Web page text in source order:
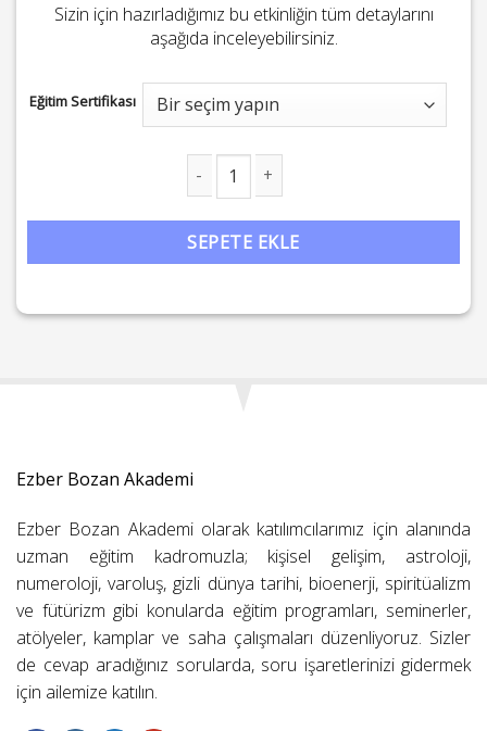
Sizin için hazırladığımız bu etkinliğin tüm detaylarını
aşağıda inceleyebilirsiniz.
Eğitim Sertifikası
SEPETE EKLE
Ezber Bozan Akademi
Ezber Bozan Akademi olarak katılımcılarımız için alanında
uzman eğitim kadromuzla; kişisel gelişim, astroloji,
numeroloji, varoluş, gizli dünya tarihi, bioenerji, spiritüalizm
ve fütürizm gibi konularda eğitim programları, seminerler,
atölyeler, kamplar ve saha çalışmaları düzenliyoruz. Sizler
de cevap aradığınız sorularda, soru işaretlerinizi gidermek
için ailemize katılın.